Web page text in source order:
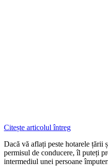
Citește articolul întreg
Dacă vă aflați peste hotarele țării
permisul de conducere, îl puteți
intermediul unei persoane